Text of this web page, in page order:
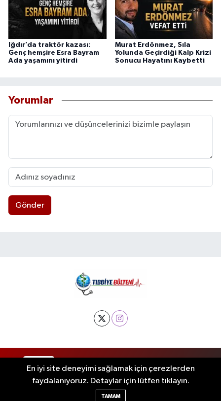
Iğdır’da traktör kazası:
Genç hemşire Esra Bayram
Ada yaşamını yitirdi
Murat Erdönmez, Sıla
Yolunda Geçirdiği Kalp Krizi
Sonucu Hayatını Kaybetti
Yorumlar
Gönder
RSS Copyright © 2025. Her hakkı saklıdır.
Haber Yazılımı:
En iyi site deneyimi sağlamak için çerezlerden
faydalanıyoruz. Detaylar için lütfen tıklayın.
TAMAM